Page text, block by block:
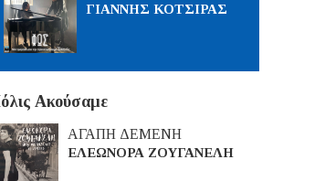
ΓΙΑΝΝΗΣ ΚΟΤΣΙΡΑΣ
Ακούσαμε
ΑΓΑΠΗ ΔΕΜΕΝΗ
ΕΛΕΩΝΟΡΑ ΖΟΥΓΑΝΕΛΗ